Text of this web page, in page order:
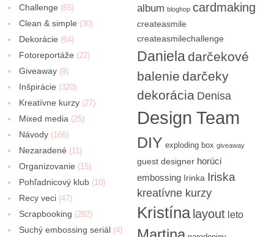
Challenge (65)
Clean & simple (30)
Dekorácie (64)
Fotoreportáže (22)
Giveaway (9)
Inšpirácie (320)
Kreatívne kurzy (27)
Mixed media (25)
Návody (166)
Nezaradené (11)
Organizovanie (15)
Pohľadnicový klub (10)
Recy veci (47)
Scrapbooking (282)
Suchý embossing seriál (4)
album bloghop cardmaking
createasmile
createasmilechallenge
Daniela darčekové
balenie darčeky
dekorácia Denisa
Design Team
DIY exploding box giveaway
guest designer horúci
embossing Irinka Iriska
kreatívne kurzy
Kristína layout leto